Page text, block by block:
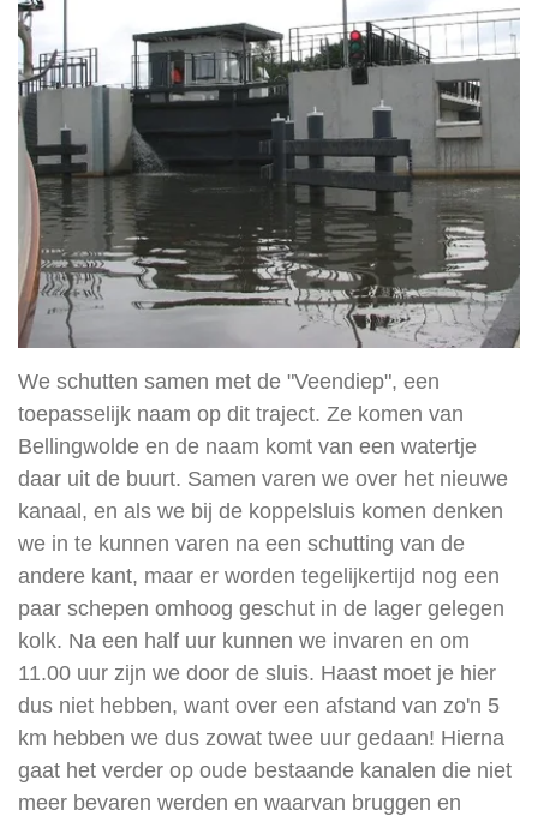
We schutten samen met de "Veendiep", een
toepasselijk naam op dit traject. Ze komen van
Bellingwolde en de naam komt van een watertje
daar uit de buurt. Samen varen we over het nieuwe
kanaal, en als we bij de koppelsluis komen denken
we in te kunnen varen na een schutting van de
andere kant, maar er worden tegelijkertijd nog een
paar schepen omhoog geschut in de lager gelegen
kolk. Na een half uur kunnen we invaren en om
11.00 uur zijn we door de sluis. Haast moet je hier
dus niet hebben, want over een afstand van zo'n 5
km hebben we dus zowat twee uur gedaan! Hierna
gaat het verder op oude bestaande kanalen die niet
meer bevaren werden en waarvan bruggen en